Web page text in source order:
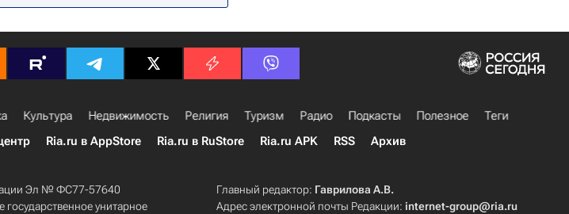
Культура Недвижимость Религия Туризм Радио Подкасты Полезное
Теги
Ria.ru в AppStore Ria.ru в RuStore Ria.ru APK RSS Архив
Эл № ФС77-57640
унитарное
Главный редактор: Гаврилова А.В.
Адрес электронной почты Редакции:internet-group@ria.ru